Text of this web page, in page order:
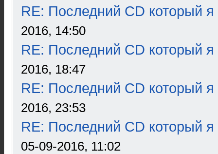
RE: Последний CD который я
2016, 14:50
RE: Последний CD который я
2016, 18:47
RE: Последний CD который я
2016, 23:53
RE: Последний CD который я
05-09-2016, 11:02